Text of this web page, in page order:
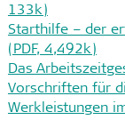
133k)
Starthilfe – der
(PDF, 4,492k)
Das
Vorschriften für
Werkleistungen